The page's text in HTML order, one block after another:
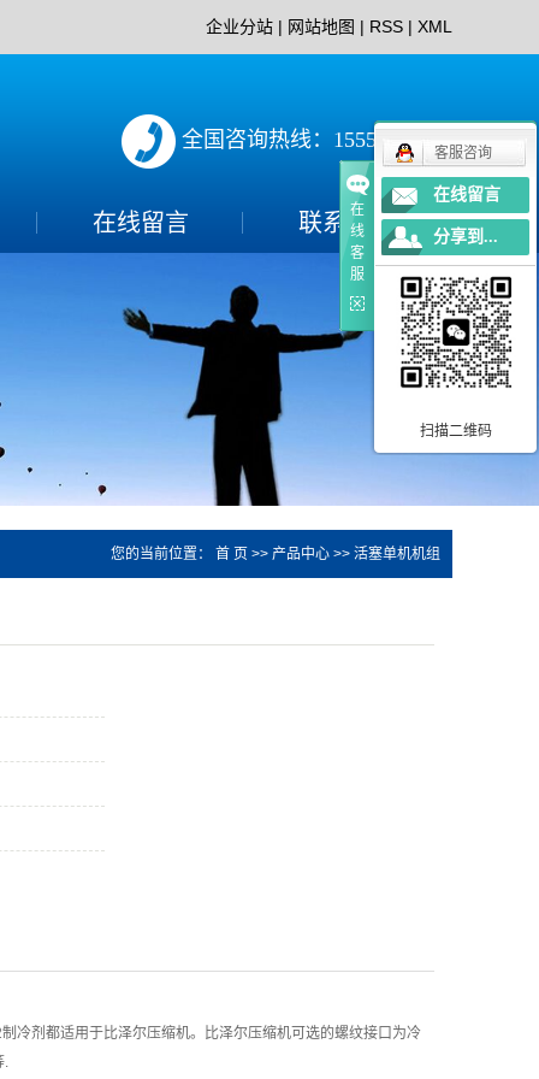
企业分站 | 网站地图 | RSS | XML
全国咨询热线：15552897152
在线留言 联系我们
联系方式
您的当前位置： 首 页 >> 产品中心 >> 活塞单机机组
剂都适用于比泽尔压缩机。比泽尔压缩机可选的螺纹接口为冷
.
在
线
客
服
客服咨询
在线留言
分享到...
扫描二维码